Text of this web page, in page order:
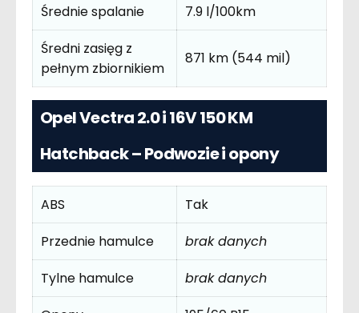
Średnie spalanie
7.9 l/100km
Średni zasięg z
pełnym zbiornikiem
871 km (544 mil)
Opel Vectra 2.0 i 16V 150 KM
Hatchback – Podwozie i opony
ABS
Tak
Przednie hamulce
brak danych
Tylne hamulce
brak danych